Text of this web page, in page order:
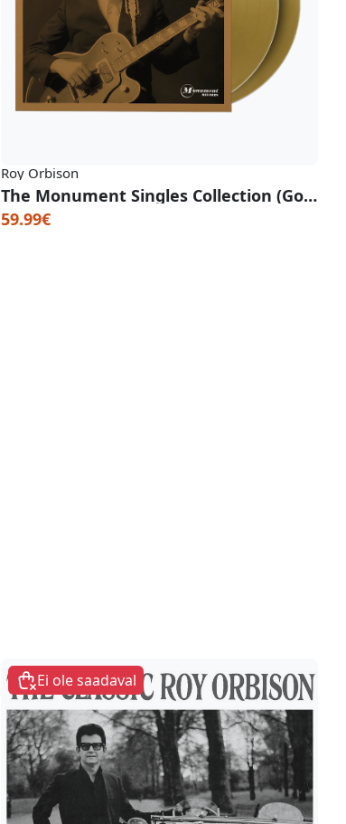
Roy Orbison
The Monument Singles Collection (Gold Vinyl)
59.99€
Ei ole saadaval